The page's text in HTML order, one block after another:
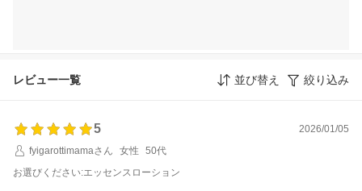
レビュー一覧 並び替え 絞り込み
5
2026/01/05
fyigarottimamaさん
女性
50代
お選びください:エッセンスローション